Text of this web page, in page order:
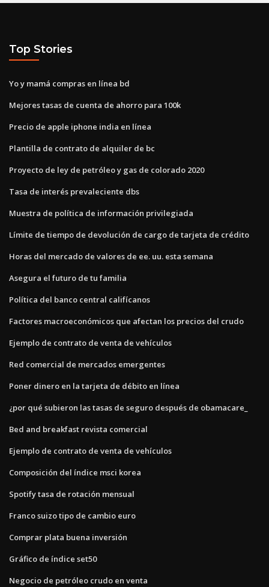
Top Stories
Yo y mamá compras en línea bd
Mejores tasas de cuenta de ahorro para 100k
Precio de apple iphone india en línea
Plantilla de contrato de alquiler de bc
Proyecto de ley de petróleo y gas de colorado 2020
Tasa de interés prevaleciente dbs
Muestra de política de información privilegiada
Límite de tiempo de devolución de cargo de tarjeta de crédito
Horas del mercado de valores de ee. uu. esta semana
Asegura el futuro de tu familia
Política del banco central califícanos
Factores macroeconómicos que afectan los precios del crudo
Ejemplo de contrato de venta de vehículos
Red comercial de mercados emergentes
Poner dinero en la tarjeta de débito en línea
¿por qué subieron las tasas de seguro después de obamacare_
Bed and breakfast revista comercial
Ejemplo de contrato de venta de vehículos
Composición del índice msci korea
Spotify tasa de rotación mensual
Franco suizo tipo de cambio euro
Comprar plata buena inversión
Gráfico de índice set50
Negocio de petróleo crudo en venta